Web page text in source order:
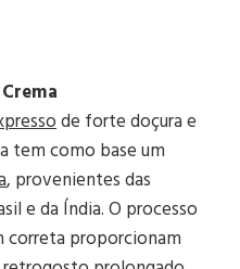
de forte doçura e
tem como base um
, provenientes das
e da Índia. O processo
correta proporcionam